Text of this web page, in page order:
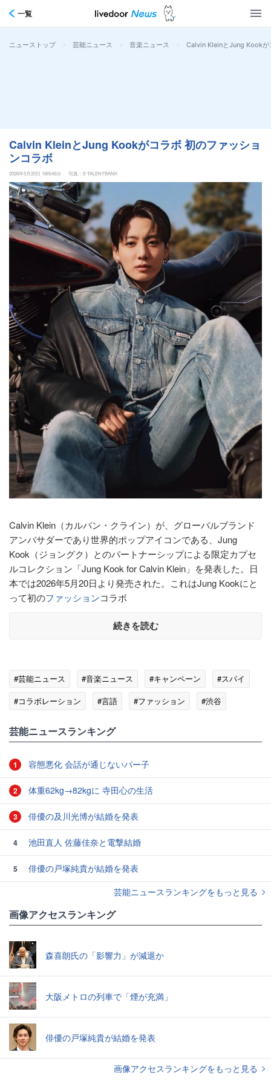
一覧
ニューストップ > 芸能ニュース > 音楽ニュース > Calvin KleinとJung Kookが
Calvin KleinとJung Kookがコラボ 初のファッショ
ンコラボ
2026年5月20日 16時45分 写真：E-TALENTBANK
Calvin Klein（カルバン・クライン）が、グローバルブランド
アンバサダーであり世界的ポップアイコンである、Jung
Kook（ジョングク）とのパートナーシップによる限定カプセ
ルコレクション「Jung Kook for Calvin Klein」を発表した。日
本では2026年5月20日より発売された。これはJung Kookにと
って初のファッションコラボ
続きを読む
#芸能ニュース #音楽ニュース #キャンペーン
#スパイ
#コラボレーション
#言語 #ファッション
#渋谷
芸能ニュースランキング
1 容態悪化 会話が通じないパー子
2 体重62kg→82kgに 寺田心の生活
3 俳優の及川光博が結婚を発表
4 池田直人 佐藤佳奈と電撃結婚
5
俳優の戸塚純貴が結婚を発表
芸能ニュースランキングをもっと見る
画像アクセスランキング
森喜朗氏の「影響力」が減退か
大阪メトロの列車で「煙が充満」
俳優の戸塚純貴が結婚を発表
画像アクセスランキングをもっと見る